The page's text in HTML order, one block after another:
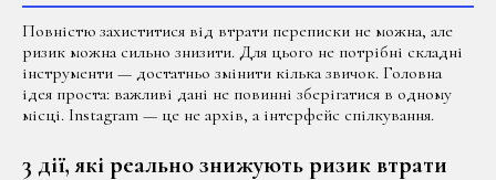
Повністю захиститися від втрати переписки не можна, але
ризик можна сильно знизити. Для цього не потрібні складні
інструменти — достатньо змінити кілька звичок. Головна
ідея проста: важливі дані не повинні зберігатися в одному
місці. Instagram — це не архів, а інтерфейс спілкування.
3 дії, які реально знижують ризик втрати